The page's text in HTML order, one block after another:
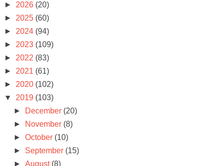
► 2026 (20)
► 2025 (60)
► 2024 (94)
► 2023 (109)
► 2022 (83)
► 2021 (61)
► 2020 (102)
▼ 2019 (103)
►
December (20)
►
November (8)
►October (10)
► September (15)
►August (8)